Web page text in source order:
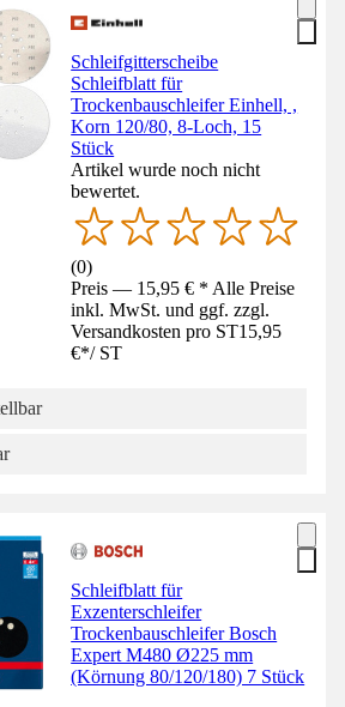
Schleifgitterscheibe
Schleifblatt für
Trockenbauschleifer Einhell, ,
Korn 120/80, 8-Loch, 15
Stück
Artikel wurde noch nicht
bewertet.
(0)
Preis — 15,95 € * Alle Preise
inkl. MwSt. und ggf. zzgl.
Versandkosten pro ST15,95
€*/ ST
Schleifblatt für
Exzenterschleifer
Trockenbauschleifer Bosch
Expert M480 Ø225 mm
(Körnung 80/120/180) 7 Stück